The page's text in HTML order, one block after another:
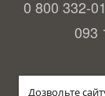
Дозвольте
0 800 332-
093